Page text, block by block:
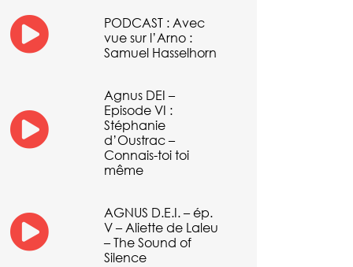
PODCAST : Avec
vue sur l’Arno :
Samuel Hasselhorn
Agnus DEI –
Episode VI :
Stéphanie
d’Oustrac –
Connais-toi toi
même
AGNUS D.E.I. – ép.
V – Aliette de Laleu
– The Sound of
Silence